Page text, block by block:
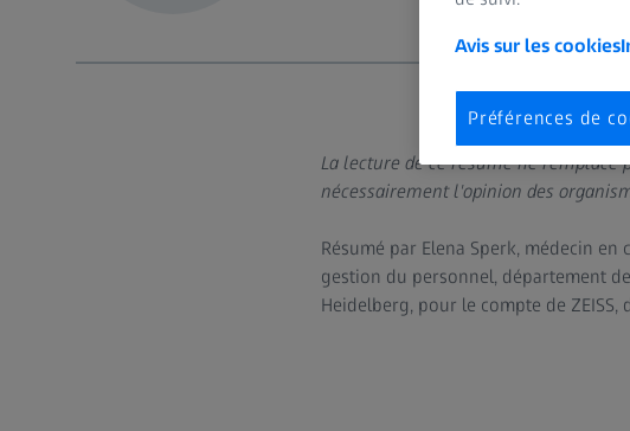
La lecture de ce résumé ne remplace
nécessairement l'opinion des
Résumé par Elena Sperk, médecin
gestion du personnel, département
Heidelberg, pour le compte de ZEISS,
Avis sur les cookies
Préférences de